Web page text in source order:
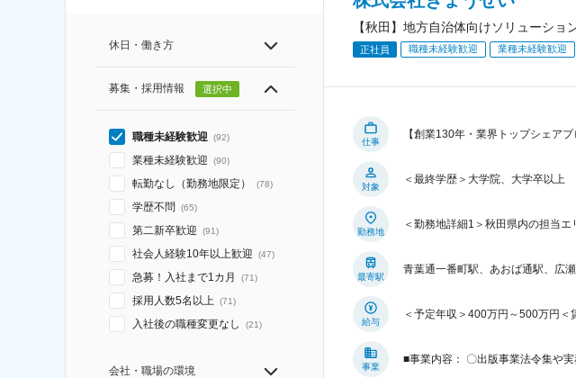
休日・働き方
募集・採用情報 選択中
職種未経験歓迎 (92)
業種未経験歓迎 (90)
転勤なし（勤務地限定） (78)
学歴不問 (65)
第二新卒歓迎 (91)
社会人経験10年以上歓迎 (47)
急募！入社まで1カ月 (71)
採用人数5名以上 (71)
入社後の職種変更なし (21)
会社・職場の環境
【秋田】地方自治体向けソリューシ
正社員 職種未経験歓迎 業種未経験歓迎
仕事
【創業130年・業界トップシェア
対象
＜最終学歴＞大学院、大学卒以上
勤務地
＜勤務地詳細1＞秋田県内の担当
最寄駅
青葉通一番町駅、あおば通駅、広
給与
＜予定年収＞400万円～500万円
事業
■事業内容： 〇出版事業法令集や